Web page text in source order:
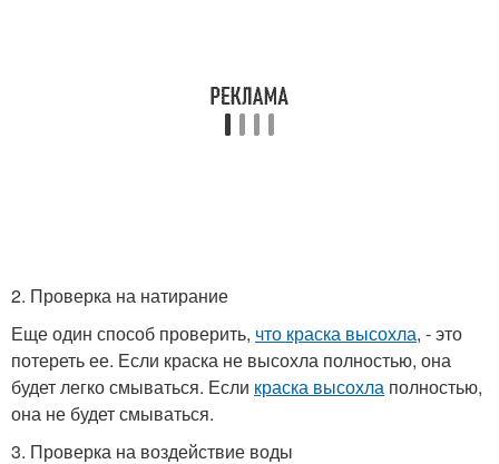
2. Проверка на натирание
Еще один способ проверить, что краска высохла, - это
потереть ее. Если краска не высохла полностью, она
будет легко смываться. Если краска высохла полностью,
она не будет смываться.
3. Проверка на воздействие воды